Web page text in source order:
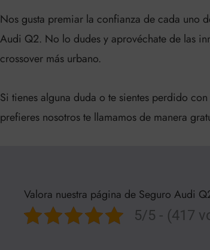
Nos gusta premiar la confianza de cada uno
Audi Q2. No lo dudes y aprovéchate de las
crossover más urbano.
Si tienes alguna duda o te sientes perdido
prefieres nosotros te llamamos de manera
Valora nuestra página de Seguro Audi
5/5 - (417